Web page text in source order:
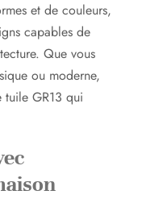
et de couleurs,
capables de
Que vous
ou moderne,
tuile GR13 qui